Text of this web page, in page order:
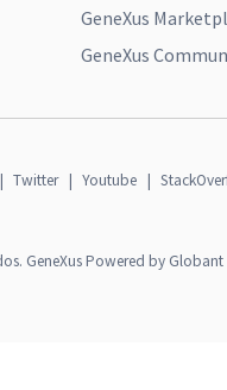
GeneXus
GeneXus
| Twitter | Youtube |
GeneXus Powered by Globant